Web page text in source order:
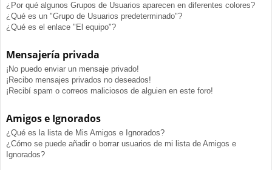
¿Por qué algunos Grupos de Usuarios aparecen en diferentes colores?
¿Qué es un "Grupo de Usuarios predeterminado"?
¿Qué es el enlace "El equipo"?
Mensajería privada
¡No puedo enviar un mensaje privado!
¡Recibo mensajes privados no deseados!
¡Recibí spam o correos maliciosos de alguien en este foro!
Amigos e Ignorados
¿Qué es la lista de Mis Amigos e Ignorados?
¿Cómo se puede añadir o borrar usuarios de mi lista de Amigos e
Ignorados?